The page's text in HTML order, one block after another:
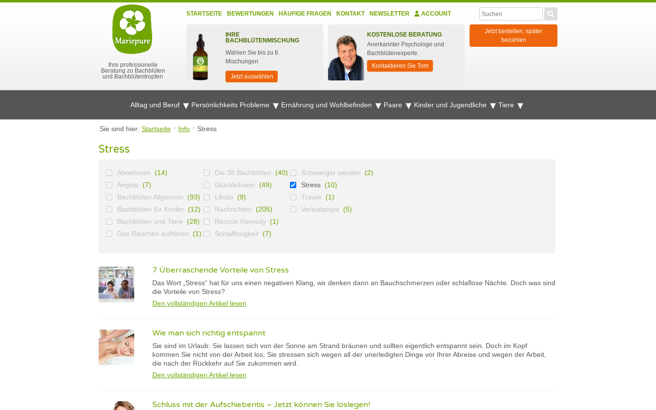
Ihre professionelle
Beratung zu Bachblüten
und Bachblütentropfen
STARTSEITE BEWERTUNGEN HÄUFIGE FRAGEN KONTAKT NEWSLETTER ACCOUNT
IHRE
BACHBLÜTENMISCHUNG
Wählen Sie bis zu 6
Mischungen
Jetzt auswählen
KOSTENLOSE BERATUNG
Anerkannter Psychologe und
Bachblütenexperte.
Kontaktieren Sie Tom
Jetzt bestellen, später
bezahlen
Alltag und Beruf Persönlichkeits Probleme Ernährung und Wohlbefinden Paare Kinder und Jugendliche Tiere
Sie sind hier: Startseite Info Stress
Stress
Abnehmen (14)
Ängste (7)
Bachblüten Allgemein (93)
Bachblüten für Kinder (12)
Bachblüten und Tiere (28)
Das Rauchen aufhören (1)
Die 38 Bachblüten (40)
Glücklichsein (49)
Libido (9)
Nachrichten (205)
Rescue Remedy (1)
Schlaflosigkeit (7)
Schwanger werden (2)
Stress (10)
Trauer (1)
Verlustangst (5)
7 Überraschende Vorteile von Stress
Das Wort „Stress“ hat für uns einen negativen Klang, wir denken dann an Bauchschmerzen oder schlaflose Nächte. Doch was sind
die Vorteile von Stress?
Den vollständigen Artikel lesen
Wie man sich richtig entspannt
Sie sind im Urlaub: Sie lassen sich von der Sonne am Strand bräunen und sollten eigentlich entspannt sein. Doch im Kopf
kommen Sie nicht von der Arbeit los, Sie stressen sich wegen all der unerledigten Dinge vor Ihrer Abreise und wegen der Arbeit,
die nach der Rückkehr auf Sie zukommen wird.
Den vollständigen Artikel lesen
Schluss mit der Aufschieberitis – Jetzt können Sie loslegen!